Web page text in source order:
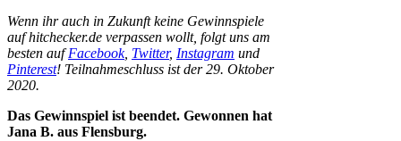
Wenn ihr auch in Zukunft keine Gewinnspiele
auf hitchecker.de verpassen wollt, folgt uns am
besten aufFacebook, Twitter, Instagram und
Pinterest! Teilnahmeschluss ist der 29. Oktober
2020.
Das Gewinnspiel ist beendet. Gewonnen hat
Jana B. aus Flensburg.